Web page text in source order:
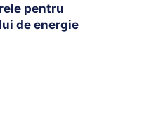
pentru
de energie